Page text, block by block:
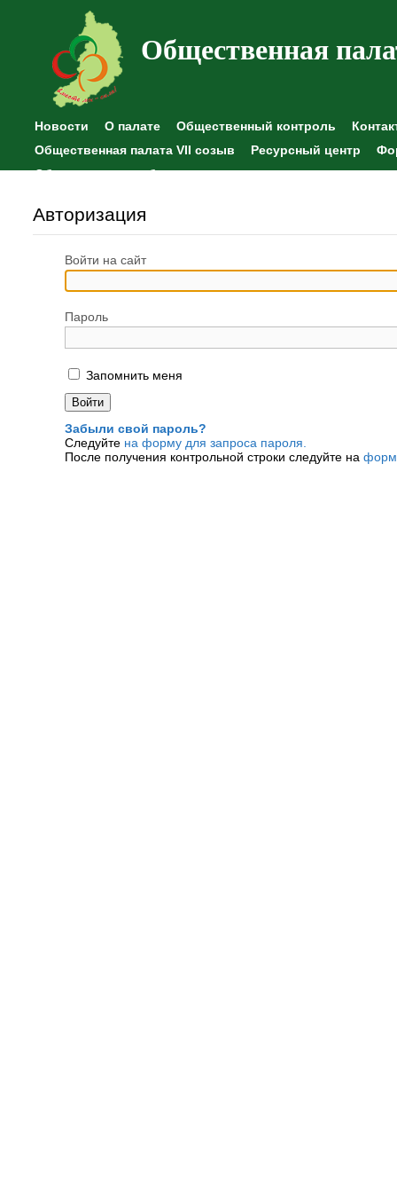
Общественная
Новости О палате Общественный контроль
Общественная палата VII созыв
Ресурсный центр
Общественные наблюдения
Авторизация
Войти на сайт
Пароль
Запомнить меня
Забыли свой пароль?
Следуйте на форму для запроса пароля.
После получения контрольной строки следуйте на